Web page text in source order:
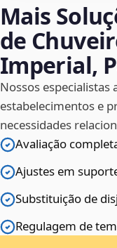
Mais
de
Imperial,
Nossos especialistas
estabelecimentos e
necessidades
Avaliação
Ajustes em
Substituição de
Regulagem de